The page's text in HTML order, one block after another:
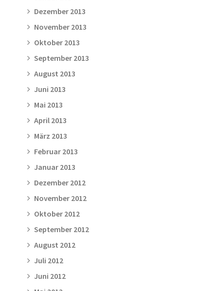
Dezember 2013
November 2013
Oktober 2013
September 2013
August 2013
Juni 2013
Mai 2013
April 2013
März 2013
Februar 2013
Januar 2013
Dezember 2012
November 2012
Oktober 2012
September 2012
August 2012
Juli 2012
Juni 2012